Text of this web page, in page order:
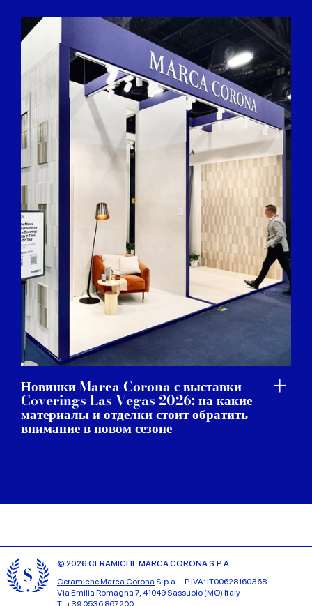
Новинки Marca Corona с выставки
Coverings Las Vegas 2026: на какие
материалы и отделки стоит обратить
внимание в новом сезоне
© 2026 CERAMICHE MARCA CORONA S.P.A.
Ceramiche Marca Corona S.p.a. - P.IVA: IT00628160368
Via Emilia Romagna 7, 41049 Sassuolo (MO) Italy